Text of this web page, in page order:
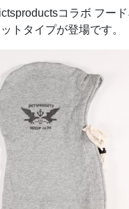
コラボ フー
トタイプが登場です。